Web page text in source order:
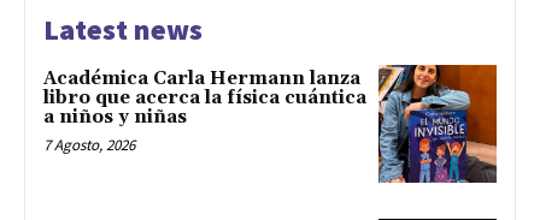
Latest news
Académica Carla Hermann lanza
libro que acerca la física cuántica
a niños y niñas
7 Agosto, 2026